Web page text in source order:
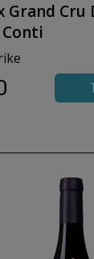
Grand
Conti